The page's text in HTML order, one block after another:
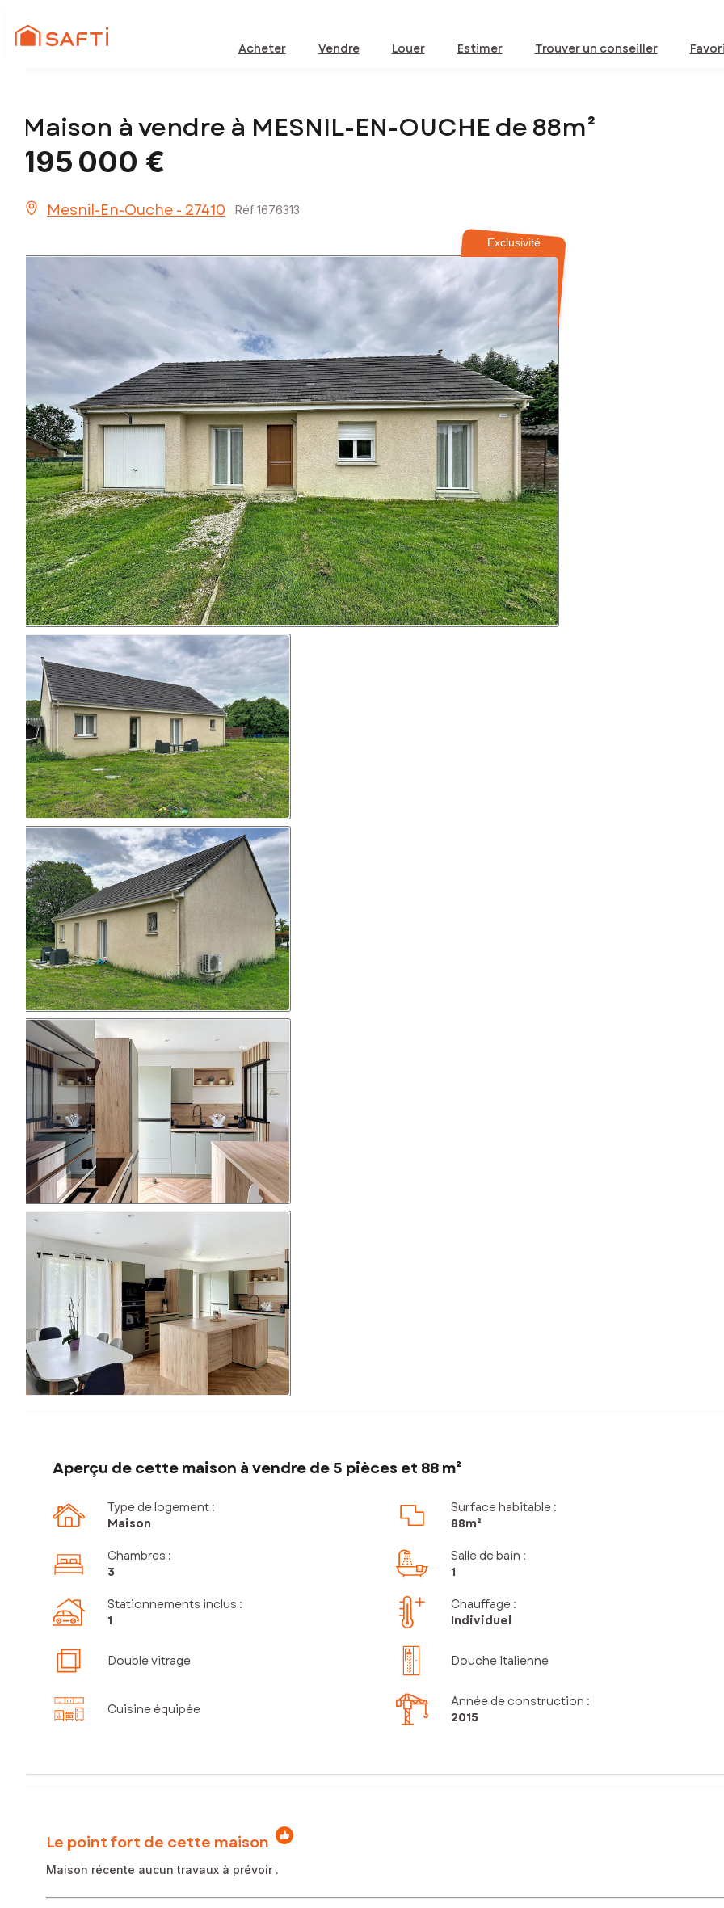
Acheter Vendre Louer Estimer Trouver un conseiller
Maison à vendre à MESNIL-EN-OUCHE de 88m²
195 000 €
Mesnil-En-Ouche - 27410 Réf 1676313
Exclusivité
Aperçu de cette maison à vendre de 5 pièces et 88 m²
Type de logement :
Maison
Surface habitable :
88m²
Chambres :
3
Salle de bain :
1
Stationnements inclus :
1
Chauffage :
Individuel
Double vitrage Douche Italienne
Cuisine équipée
Année de construction :
2015
Le point fort de cette maison
Maison récente aucun travaux à prévoir .